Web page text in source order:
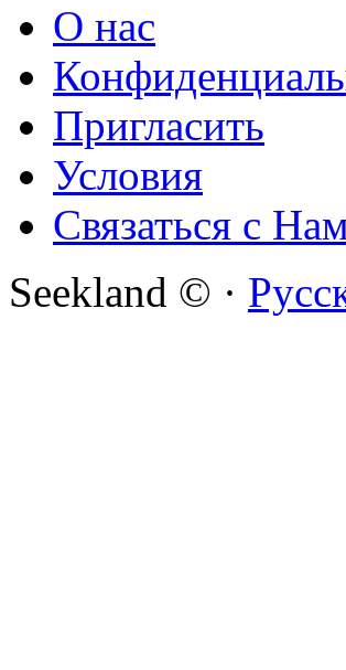
О нас
Пригласить
Условия
Связаться с
Seekland © ·